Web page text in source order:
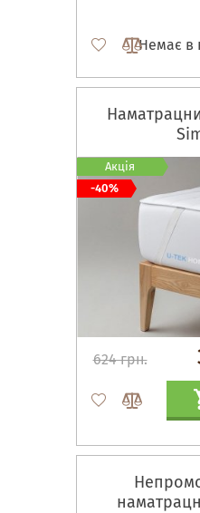
Немає в
624 грн.
Акція
-40%